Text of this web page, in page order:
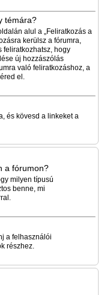
témára?
alul a „Feliratkozás a
kerülsz a fórumra,
feliratkozhatsz, hogy
új hozzászólás
való feliratkozáshoz, a
el.
és kövesd a linkeket a
a fórumon?
milyen típusú
benne, mi
a felhasználói
részhez.